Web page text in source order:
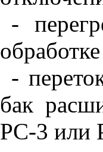
-
-
бак
РС-3 или